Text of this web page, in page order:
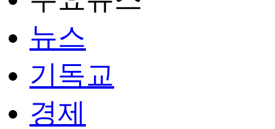
뉴스
기독교
경제